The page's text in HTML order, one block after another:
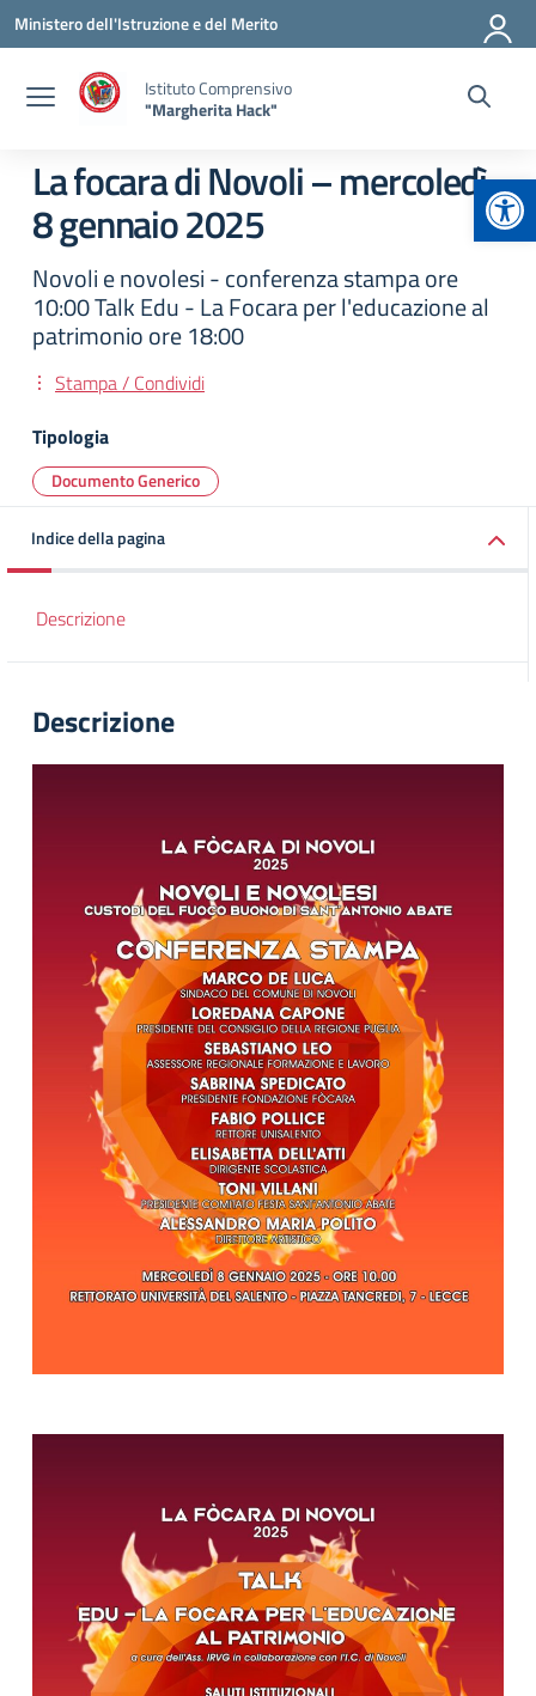
Vai ai contenuti
Vai al menu di navigazione
Vai al footer
Ministero dell'Istruzione e del Merito
Istituto Comprensivo
"Margherita Hack"
La focara di Novoli – mercoledì
8 gennaio 2025
Novoli e novolesi - conferenza stampa ore
10:00 Talk Edu - La Focara per l'educazione al
patrimonio ore 18:00
Stampa / Condividi
Tipologia
Documento Generico
Indice della pagina
Descrizione
Descrizione